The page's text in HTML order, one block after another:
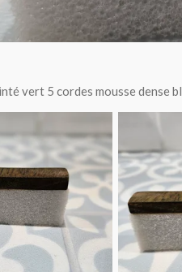
vert 5 cordes mousse dense